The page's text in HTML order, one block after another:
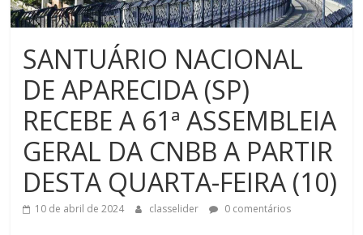
SANTUÁRIO NACIONAL
DE APARECIDA (SP)
RECEBE A 61ª ASSEMBLEIA
GERAL DA CNBB A PARTIR
DESTA QUARTA-FEIRA (10)
10 de abril de 2024 classelider 0 comentários